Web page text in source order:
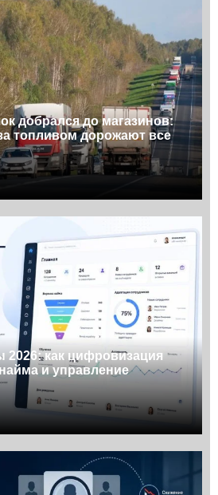
добрался до магазинов:
топливом дорожают все
как цифровизация
и управление